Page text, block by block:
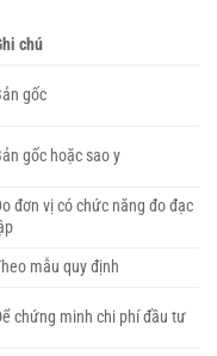
chú
gốc
gốc hoặc sao y
đơn vị có chức năng đo đạc
mẫu quy định
chứng minh chi phí đầu tư